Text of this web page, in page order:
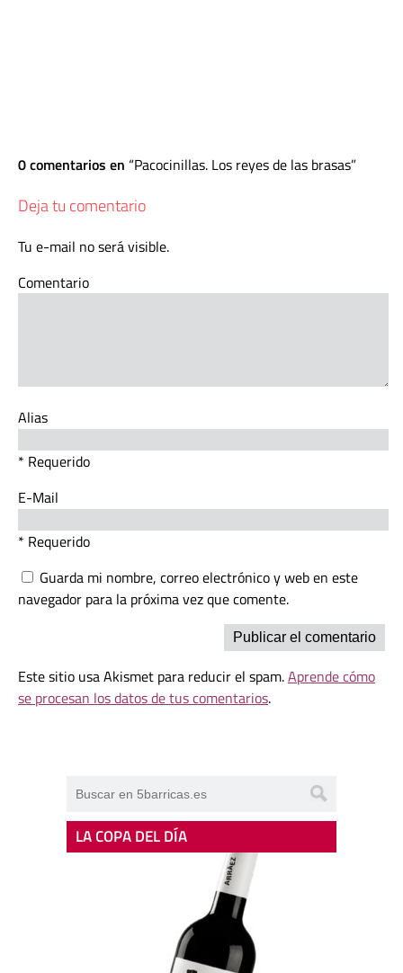
0 comentarios en Pacocinillas. Los reyes de las brasas
Deja tu comentario
Tu e-mail no será visible.
Comentario
Alias
* Requerido
E-Mail
* Requerido
Guarda mi nombre, correo electrónico y web en este
navegador para la próxima vez que comente.
Este sitio usa Akismet para reducir el spam.Aprende cómo
se procesan los datos de tus comentarios.
LA COPA DEL DÍA